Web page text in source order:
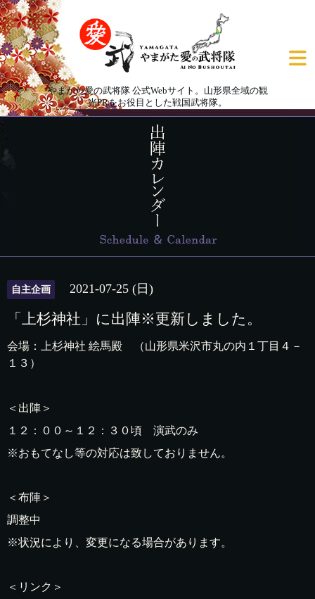
やまがた愛の武将隊 公式Webサイト。山形県全域の観
光PRをお役目とした戦国武将隊。
自主企画 2021-07-25 (日)
「上杉神社」に出陣※更新しました。
会場：上杉神社 絵馬殿 （山形県米沢市丸の内１丁目４－
１３）
＜出陣＞
１２：００～１２：３０頃 演武のみ
※おもてなし等の対応は致しておりません。
＜布陣＞
調整中
※状況により、変更になる場合があります。
＜リンク＞